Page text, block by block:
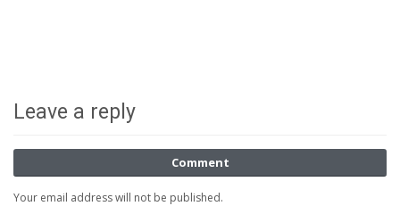
Leave a reply
Comment
Your email address will not be published.